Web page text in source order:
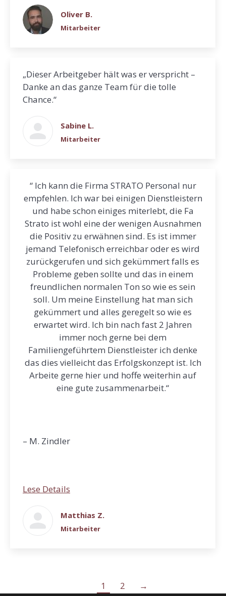
Oliver B.
Mitarbeiter
„Dieser Arbeitgeber hält was er verspricht –
Danke an das ganze Team für die tolle
Chance.“
Sabine L.
Mitarbeiter
“ Ich kann die Firma STRATO Personal nur
empfehlen. Ich war bei einigen Dienstleistern
und habe schon einiges miterlebt, die Fa
Strato ist wohl eine der wenigen Ausnahmen
die Positiv zu erwähnen sind. Es ist immer
jemand Telefonisch erreichbar oder es wird
zurückgerufen und sich gekümmert falls es
Probleme geben sollte und das in einem
freundlichen normalen Ton so wie es sein
soll. Um meine Einstellung hat man sich
gekümmert und alles geregelt so wie es
erwartet wird. Ich bin nach fast 2 Jahren
immer noch gerne bei dem
Familiengeführtem Dienstleister ich denke
das dies vielleicht das Erfolgskonzept ist. Ich
Arbeite gerne hier und hoffe weiterhin auf
eine gute zusammenarbeit.“
– M. Zindler
Lese Details
Matthias Z.
Mitarbeiter
1 2 →